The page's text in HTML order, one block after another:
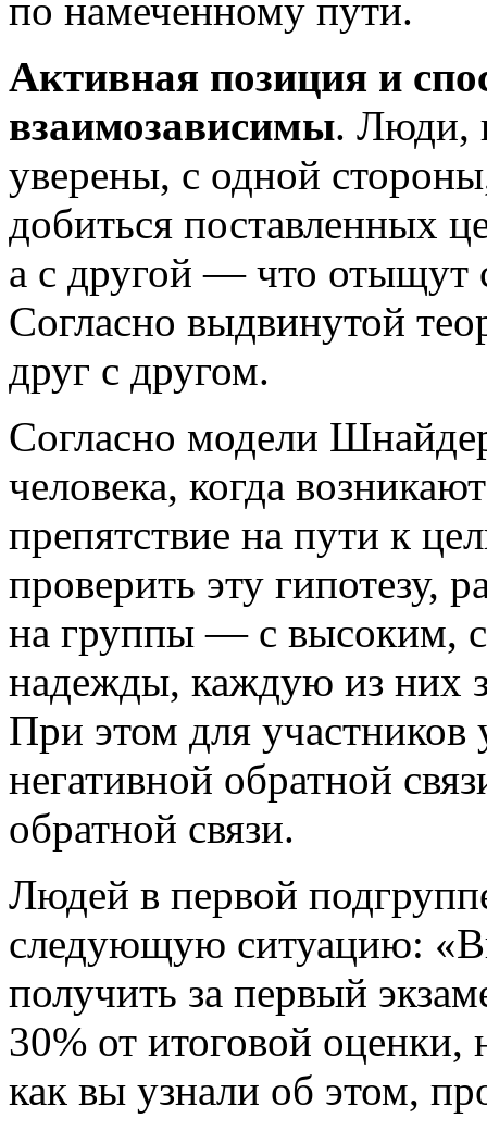
по намеченному пути.
Активная позиция и
взаимозависимы. Люди,
уверены, с одной
добиться поставленных
а с другой — что отыщут
Согласно выдвинутой
друг с другом.
Согласно модели
человека, когда
препятствие на пути к
проверить эту гипотезу,
на группы — с высоким,
надежды, каждую из них
При этом для участников
негативной обратной
обратной связи.
Людей в первой
следующую ситуацию:
получить за первый
30% от итоговой
как вы узнали об этом,